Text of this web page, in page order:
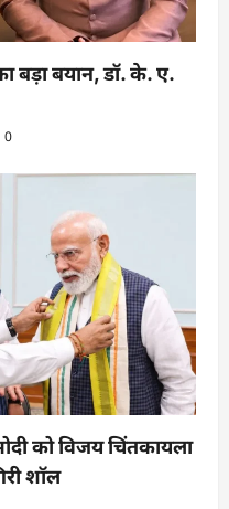
बड़ा बयान, डॉ. के. ए.
0
को विजय चिंतकायला
शॉल